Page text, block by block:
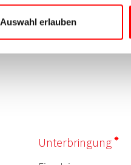
Auswahl erlauben